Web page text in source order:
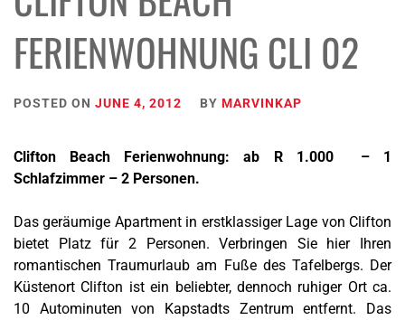
FERIENWOHNUNG CLI 02
POSTED ON JUNE 4, 2012 BY MARVINKAP
Clifton Beach Ferienwohnung: ab R 1.000 – 1
Schlafzimmer – 2 Personen.
Das geräumige Apartment in erstklassiger Lage von Clifton
bietet Platz für 2 Personen. Verbringen Sie hier Ihren
romantischen Traumurlaub am Fuße des Tafelbergs. Der
Küstenort Clifton ist ein beliebter, dennoch ruhiger Ort ca.
10 Autominuten von Kapstadts Zentrum entfernt. Das